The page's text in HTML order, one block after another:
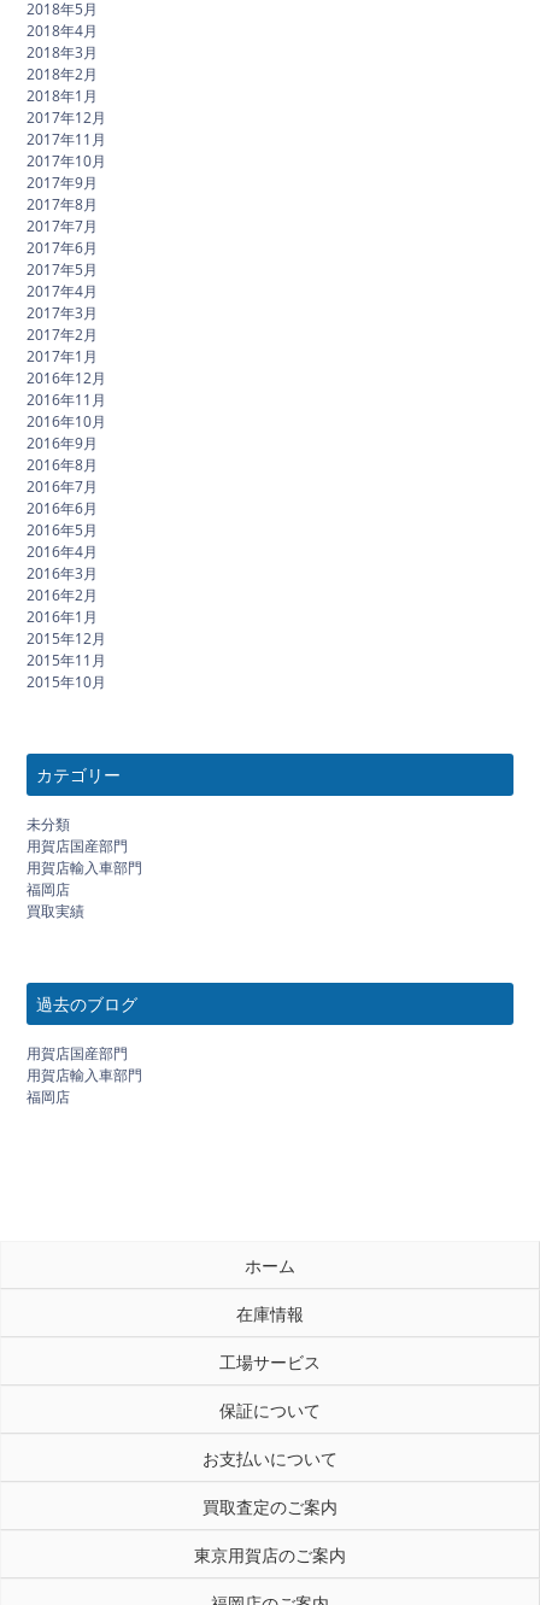
2018年5月
2018年4月
2018年3月
2018年2月
2018年1月
2017年12月
2017年11月
2017年10月
2017年9月
2017年8月
2017年7月
2017年6月
2017年5月
2017年4月
2017年3月
2017年2月
2017年1月
2016年12月
2016年11月
2016年10月
2016年9月
2016年8月
2016年7月
2016年6月
2016年5月
2016年4月
2016年3月
2016年2月
2016年1月
2015年12月
2015年11月
2015年10月
カテゴリー
未分類
用賀店国産部門
用賀店輸入車部門
福岡店
買取実績
過去のブログ
用賀店国産部門
用賀店輸入車部門
福岡店
ホーム
在庫情報
工場サービス
保証について
お支払いについて
買取査定のご案内
東京用賀店のご案内